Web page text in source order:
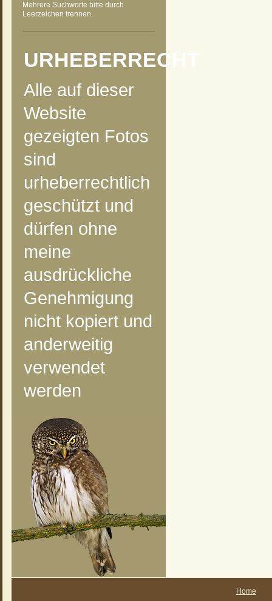
Mehrere Suchworte bitte durch
Leerzeichen trennen.
URHEBERRECHT
Alle auf dieser
Website
gezeigten Fotos
sind
urheberrechtlich
geschützt und
dürfen ohne
meine
ausdrückliche
Genehmigung
nicht kopiert und
anderweitig
verwendet
werden
Home